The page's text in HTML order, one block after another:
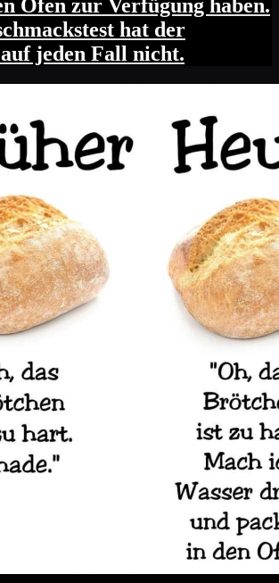
Ofen zur Verfügung haben.
hat der
jeden Fall nicht.